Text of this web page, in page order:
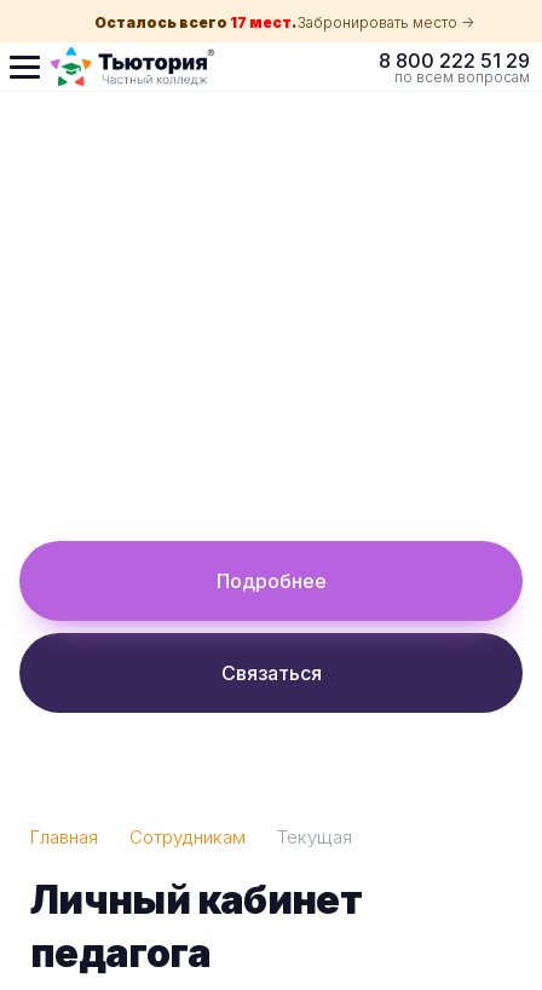
Осталось всего 17 мест.Забронировать место ->
8 800 222 51 29
по всем вопросам
Подробнее
Связаться
Главная Сотрудникам Текущая
Личный кабинет
педагога